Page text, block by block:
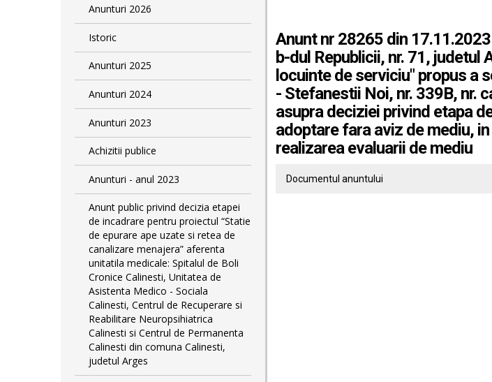
Anunturi 2026
Istoric
Anunturi 2025
Anunturi 2024
Anunturi 2023
Achizitii publice
Anunturi - anul 2023
Anunt public privind decizia etapei
de incadrare pentru proiectul “Statie
de epurare ape uzate si retea de
canalizare menajera” aferenta
unitatila medicale: Spitalul de Boli
Cronice Calinesti, Unitatea de
Asistenta Medico - Sociala
Calinesti, Centrul de Recuperare si
Reabilitare Neuropsihiatrica
Calinesti si Centrul de Permanenta
Calinesti din comuna Calinesti,
judetul Arges
Anunt nr 28265 din
b-dul Republicii, nr. 71,
locuinte de serviciu" propus a
- Stefanestii Noi, nr. 339B, nr.
asupra deciziei privind etapa
adoptare fara aviz de mediu,
realizarea evaluarii de mediu
Documentul anuntului